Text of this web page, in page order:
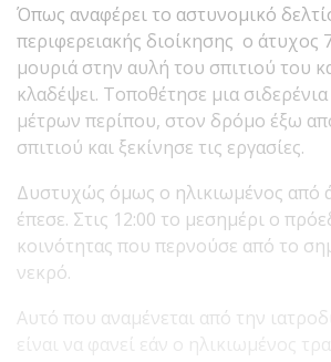
Όπως αναφέρει το αστυνομικό
περιφερειακής διοίκησης ο άτυχος
μουριά στην αυλή του σπιτιού του
κλαδέψει. Τοποθέτησε μια
μέτρων περίπου, στον δρόμο έξω
σπιτιού και ξεκίνησε τις εργασίες.
Δυστυχώς όμως ο ηλικιωμένος από
έπεσε. Στις 12:00 το μεσημέρι ο
κοινότητας που περνούσε από το
νεκρό.
Αυτό που αναμένεται από την
είναι να φανεί εάν ο ηλικιωμένος